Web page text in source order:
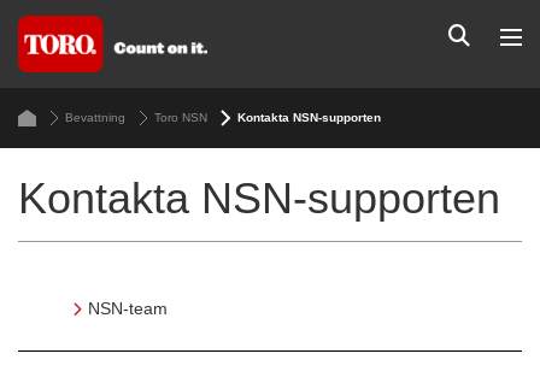
Bevattning Toro NSN Kontakta NSN-supporten
Kontakta NSN-supporten
NSN-team